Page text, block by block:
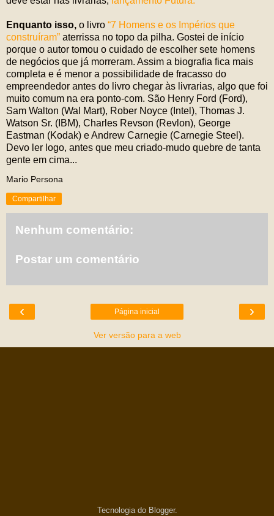
Enquanto isso, o livro “7 Homens e os Impérios que
construíram” aterrissa no topo da pilha. Gostei de início
porque o autor tomou o cuidado de escolher sete homens
de negócios que já morreram. Assim a biografia fica mais
completa e é menor a possibilidade de fracasso do
empreendedor antes do livro chegar às livrarias, algo que foi
muito comum na era ponto-com. São Henry Ford (Ford),
Sam Walton (Wal Mart), Rober Noyce (Intel), Thomas J.
Watson Sr. (IBM), Charles Revson (Revlon), George
Eastman (Kodak) e Andrew Carnegie (Carnegie Steel).
Devo ler logo, antes que meu criado-mudo quebre de tanta
gente em cima...
Mario Persona
Compartilhar
Nenhum comentário:
Postar um comentário
‹ ›
Página inicial
Ver versão para a web
Tecnologia do Blogger.